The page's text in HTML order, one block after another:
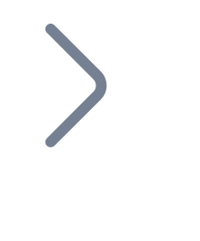
Bitnovo
dans votre entreprise et
écosystème.
distributeurs et